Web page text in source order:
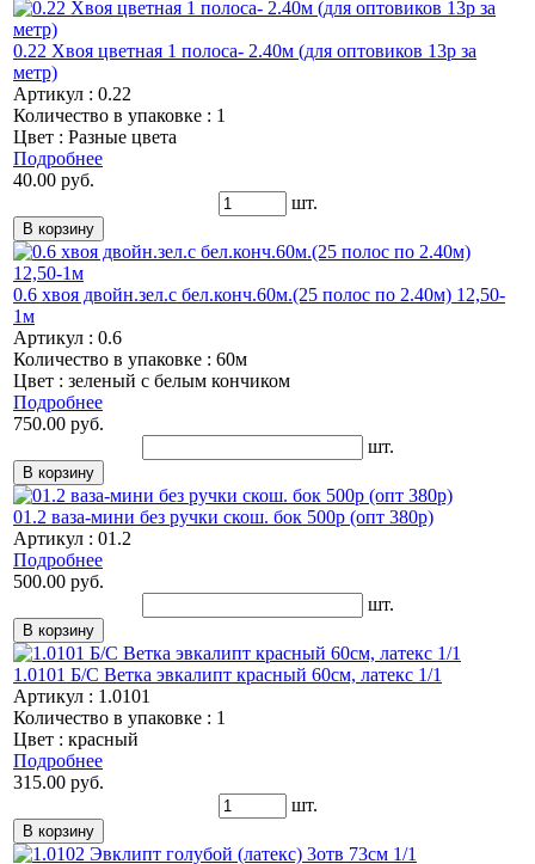
0.22 Хвоя цветная 1 полоса- 2.40м (для оптовиков 13р за
метр)
Артикул : 0.22
Количество в упаковке : 1
Цвет : Разные цвета
Подробнее
40.00 руб.
шт.
0.6 хвоя двойн.зел.с бел.конч.60м.(25 полос по 2.40м) 12,50-
1м
Артикул : 0.6
Количество в упаковке : 60м
Цвет : зеленый с белым кончиком
Подробнее
750.00 руб.
шт.
01.2 ваза-мини без ручки скош. бок 500р (опт 380р)
Артикул : 01.2
Подробнее
500.00 руб.
шт.
1.0101 Б/С Ветка эвкалипт красный 60см, латекс 1/1
Артикул : 1.0101
Количество в упаковке : 1
Цвет : красный
Подробнее
315.00 руб.
шт.